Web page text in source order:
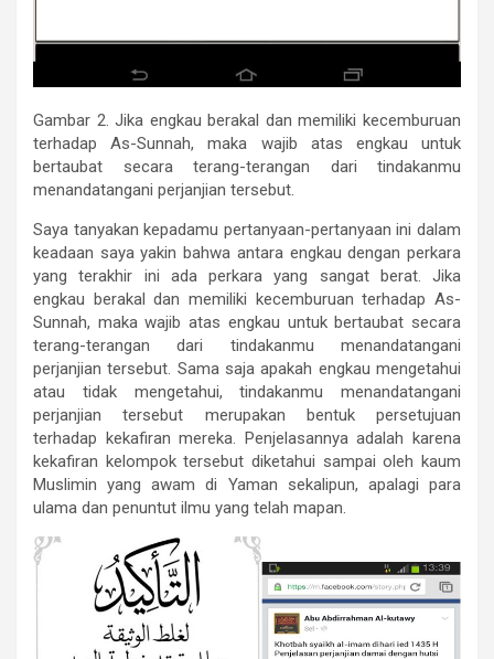
Gambar 2. Jika engkau berakal dan memiliki kecemburuan
terhadap As-Sunnah, maka wajib atas engkau untuk
bertaubat secara terang-terangan dari tindakanmu
menandatangani perjanjian tersebut.
Saya tanyakan kepadamu pertanyaan-pertanyaan ini dalam
keadaan saya yakin bahwa antara engkau dengan perkara
yang terakhir ini ada perkara yang sangat berat. Jika
engkau berakal dan memiliki kecemburuan terhadap As-
Sunnah, maka wajib atas engkau untuk bertaubat secara
terang-terangan dari tindakanmu menandatangani
perjanjian tersebut. Sama saja apakah engkau mengetahui
atau tidak mengetahui, tindakanmu menandatangani
perjanjian tersebut merupakan bentuk persetujuan
terhadap kekafiran mereka. Penjelasannya adalah karena
kekafiran kelompok tersebut diketahui sampai oleh kaum
Muslimin yang awam di Yaman sekalipun, apalagi para
ulama dan penuntut ilmu yang telah mapan.